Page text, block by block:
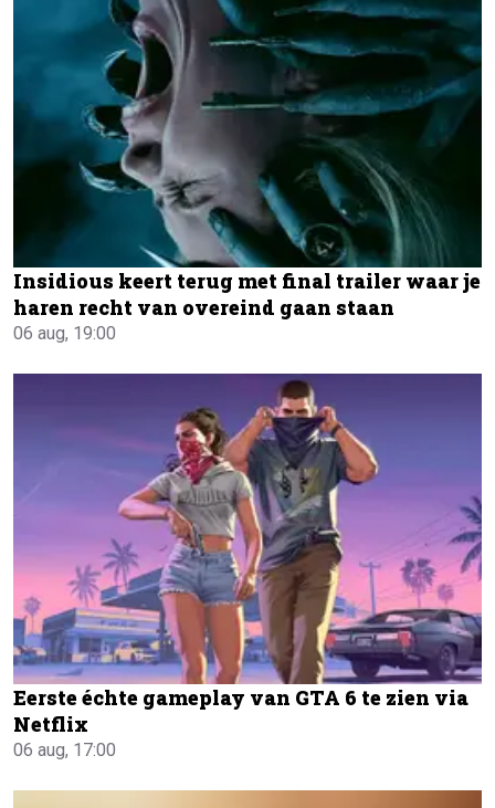
Insidious keert terug met final trailer waar je
haren recht van overeind gaan staan
06 aug, 19:00
Eerste échte gameplay van GTA 6 te zien via
Netflix
06 aug, 17:00